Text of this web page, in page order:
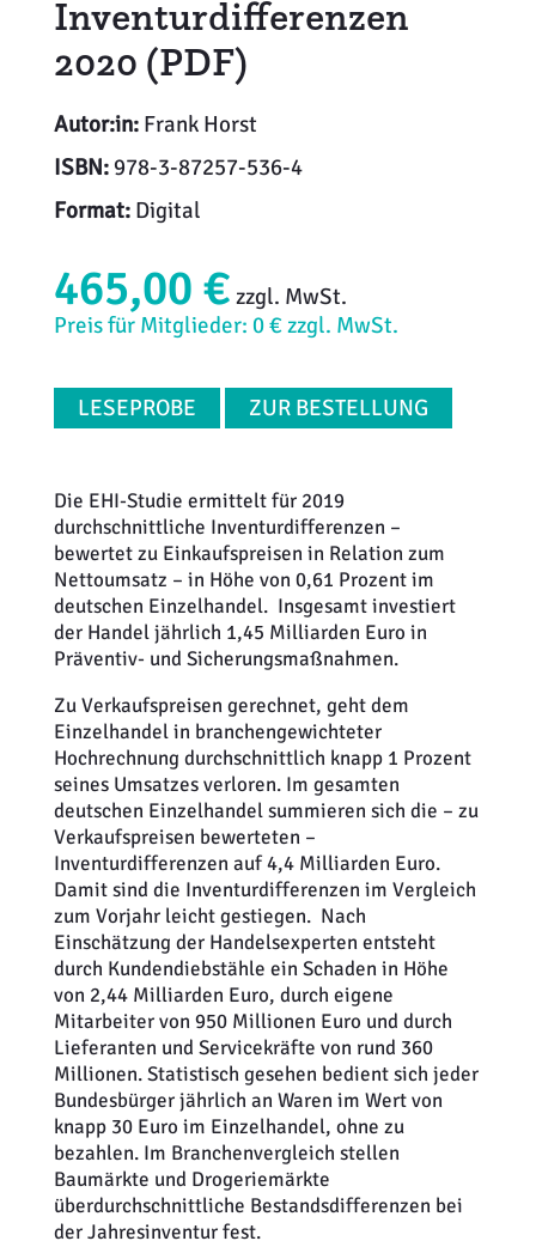
Inventurdifferenzen
2020 (PDF)
Autor:in:Frank Horst
ISBN:978-3-87257-536-4
Format:Digital
465,00 € zzgl. MwSt.
Preis für Mitglieder: 0 € zzgl. MwSt.
LESEPROBE ZUR BESTELLUNG
Die EHI-Studie ermittelt für 2019
durchschnittliche Inventurdifferenzen –
bewertet zu Einkaufspreisen in Relation zum
Nettoumsatz – in Höhe von 0,61 Prozent im
deutschen Einzelhandel. Insgesamt investiert
der Handel jährlich 1,45 Milliarden Euro in
Präventiv- und Sicherungsmaßnahmen.
Zu Verkaufspreisen gerechnet, geht dem
Einzelhandel in branchengewichteter
Hochrechnung durchschnittlich knapp 1 Prozent
seines Umsatzes verloren. Im gesamten
deutschen Einzelhandel summieren sich die – zu
Verkaufspreisen bewerteten –
Inventurdifferenzen auf 4,4 Milliarden Euro.
Damit sind die Inventurdifferenzen im Vergleich
zum Vorjahr leicht gestiegen. Nach
Einschätzung der Handelsexperten entsteht
durch Kundendiebstähle ein Schaden in Höhe
von 2,44 Milliarden Euro, durch eigene
Mitarbeiter von 950 Millionen Euro und durch
Lieferanten und Servicekräfte von rund 360
Millionen. Statistisch gesehen bedient sich jeder
Bundesbürger jährlich an Waren im Wert von
knapp 30 Euro im Einzelhandel, ohne zu
bezahlen. Im Branchenvergleich stellen
Baumärkte und Drogeriemärkte
überdurchschnittliche Bestandsdifferenzen bei
der Jahresinventur fest.